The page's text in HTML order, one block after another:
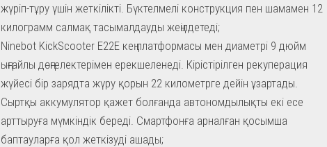
жүріп-тұру үшін жеткілікті. Бүктелмелі конструкция пен шамамен 12
килограмм салмақ тасымалдауды жеңілдетеді;
Ninebot KickScooter E22E кең платформасы мен диаметрі 9 дюйм
ыңғайлы дөңгелектерімен ерекшеленеді. Кірістірілген рекуперация
жүйесі бір зарядта жүру қорын 22 километрге дейін ұзартады.
Сыртқы аккумулятор қажет болғанда автономдылықты екі есе
арттыруға мүмкіндік береді. Смартфонға арналған қосымша
баптауларға қол жеткізуді ашады;